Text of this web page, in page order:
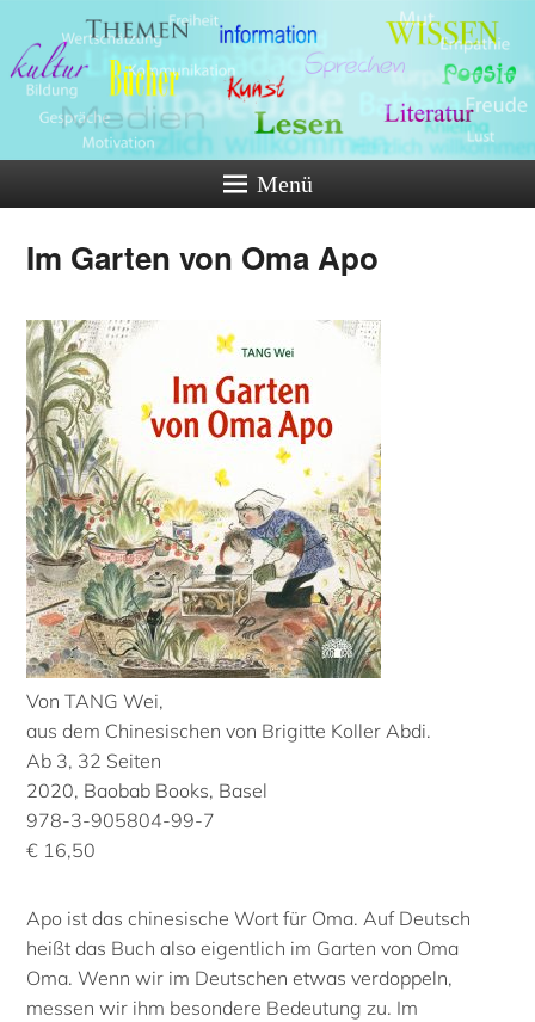
Menü
Im Garten von Oma Apo
Von TANG Wei,
aus dem Chinesischen von Brigitte Koller Abdi.
Ab 3, 32 Seiten
2020, Baobab Books, Basel
978-3-905804-99-7
€ 16,50
Apo ist das chinesische Wort für Oma. Auf Deutsch
heißt das Buch also eigentlich im Garten von Oma
Oma. Wenn wir im Deutschen etwas verdoppeln,
messen wir ihm besondere Bedeutung zu. Im